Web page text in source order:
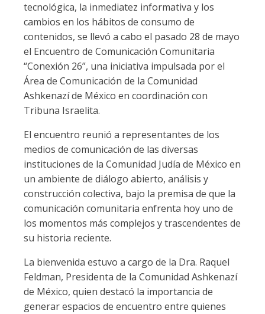
tecnológica, la inmediatez informativa y los
cambios en los hábitos de consumo de
contenidos, se llevó a cabo el pasado 28 de mayo
el Encuentro de Comunicación Comunitaria
“Conexión 26”, una iniciativa impulsada por el
Área de Comunicación de la Comunidad
Ashkenazí de México en coordinación con
Tribuna Israelita.
El encuentro reunió a representantes de los
medios de comunicación de las diversas
instituciones de la Comunidad Judía de México en
un ambiente de diálogo abierto, análisis y
construcción colectiva, bajo la premisa de que la
comunicación comunitaria enfrenta hoy uno de
los momentos más complejos y trascendentes de
su historia reciente.
La bienvenida estuvo a cargo de la Dra. Raquel
Feldman, Presidenta de la Comunidad Ashkenazí
de México, quien destacó la importancia de
generar espacios de encuentro entre quienes